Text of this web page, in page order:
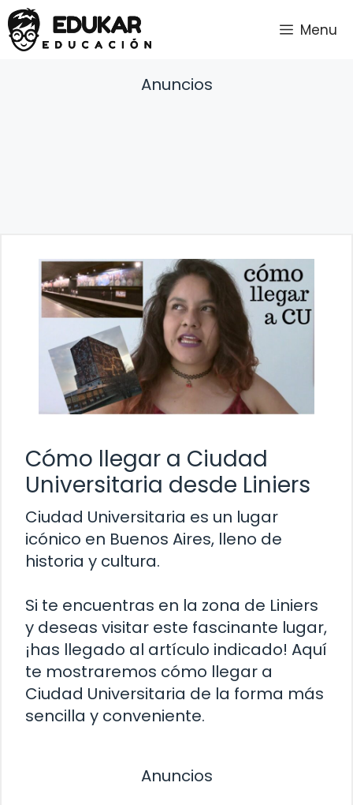
Saltar
al
contenido
Menu
Anuncios
Cómo llegar a Ciudad
Universitaria desde Liniers
Ciudad Universitaria es un lugar
icónico en Buenos Aires, lleno de
historia y cultura.
Si te encuentras en la zona de Liniers
y deseas visitar este fascinante lugar,
¡has llegado al artículo indicado! Aquí
te mostraremos cómo llegar a
Ciudad Universitaria de la forma más
sencilla y conveniente.
Anuncios